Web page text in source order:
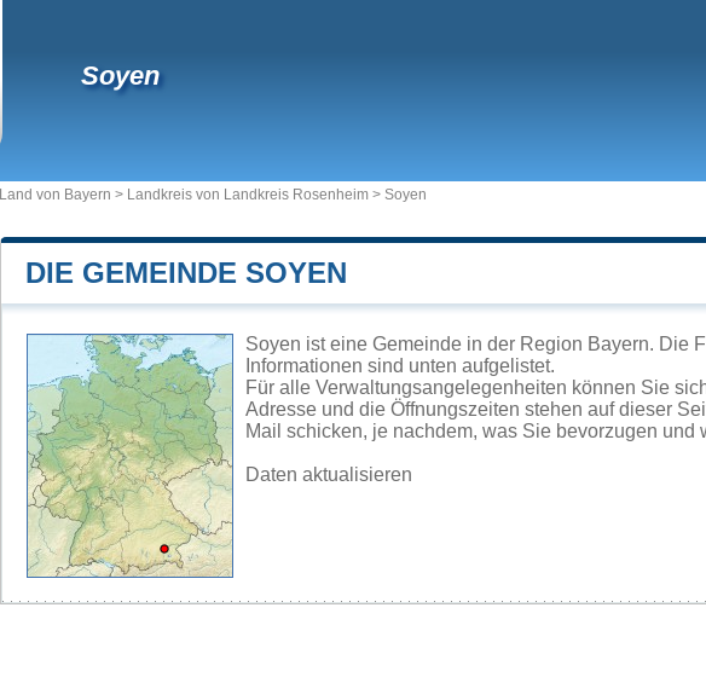
Soyen
Land von Bayern > Landkreis von Landkreis Rosenheim > Soyen
DIE GEMEINDE SOYEN
Soyen ist eine Gemeinde in der Region Bayern. Die
Informationen sind unten aufgelistet.
Für alle Verwaltungsangelegenheiten können Sie
Adresse und die Öffnungszeiten stehen auf dieser
Mail schicken, je nachdem, was Sie bevorzugen und
Daten aktualisieren